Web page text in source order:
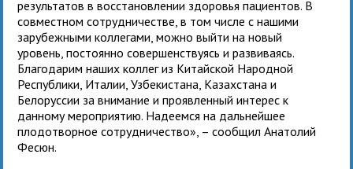
результатов в восстановлении здоровья пациентов. В
совместном сотрудничестве, в том числе с нашими
зарубежными коллегами, можно выйти на новый
уровень, постоянно совершенствуясь и развиваясь.
Благодарим наших коллег из Китайской Народной
Республики, Италии, Узбекистана, Казахстана и
Белоруссии за внимание и проявленный интерес к
данному мероприятию. Надеемся на дальнейшее
плодотворное сотрудничество», – сообщил Анатолий
Фесюн.